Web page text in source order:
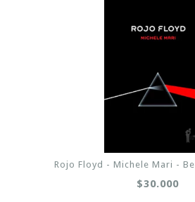
Rojo Floyd - Michele Mari -
$30.000